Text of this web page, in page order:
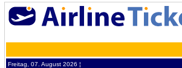
Freitag, 07. August 2026 ¦